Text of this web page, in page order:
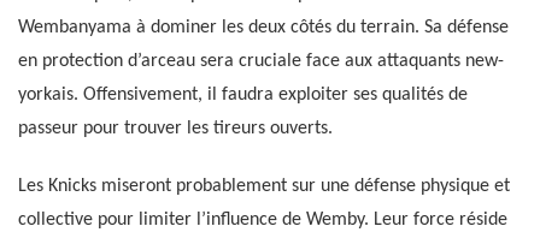
Wembanyama à dominer les deux côtés du terrain. Sa défense
en protection d’arceau sera cruciale face aux attaquants new-
yorkais. Offensivement, il faudra exploiter ses qualités de
passeur pour trouver les tireurs ouverts.
Les Knicks miseront probablement sur une défense physique et
collective pour limiter l’influence de Wemby. Leur force réside